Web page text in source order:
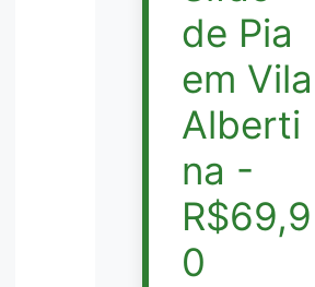
de Pia
em Vila
Alberti
na -
R$69,9
0